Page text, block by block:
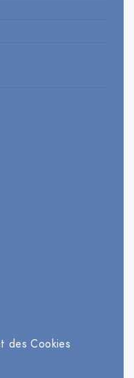
des Cookies